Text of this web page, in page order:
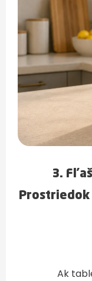
3.
Ak